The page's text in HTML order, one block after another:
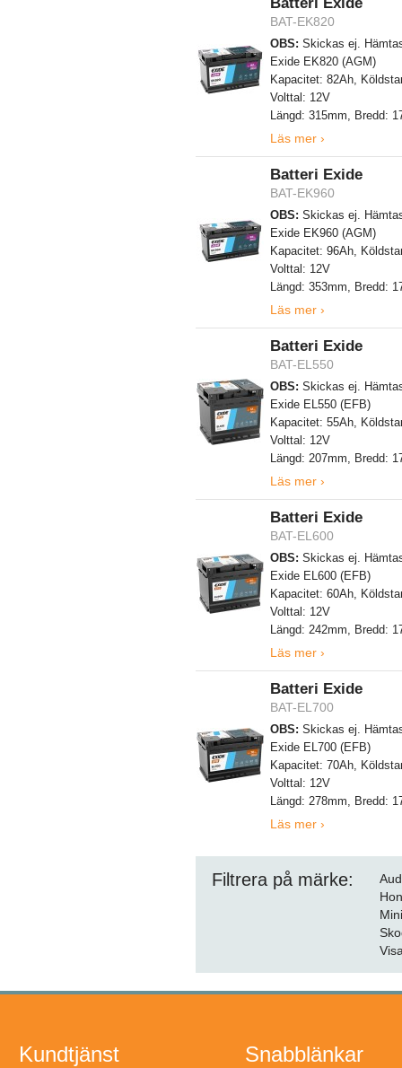
BAT-EK820
OBS: Skickas ej.
Exide EK820 (AGM)
Kapacitet: 82Ah,
Volttal: 12V
Längd: 315mm, Bredd:
Läs mer ›
Batteri Exide
BAT-EK960
OBS: Skickas ej.
Exide EK960 (AGM)
Kapacitet: 96Ah,
Volttal: 12V
Längd: 353mm, Bredd:
Läs mer ›
Batteri Exide
BAT-EL550
OBS: Skickas ej.
Exide EL550 (EFB)
Kapacitet: 55Ah,
Volttal: 12V
Längd: 207mm, Bredd:
Läs mer ›
Batteri Exide
BAT-EL600
OBS: Skickas ej.
Exide EL600 (EFB)
Kapacitet: 60Ah,
Volttal: 12V
Längd: 242mm, Bredd:
Läs mer ›
Batteri Exide
BAT-EL700
OBS: Skickas ej.
Exide EL700 (EFB)
Kapacitet: 70Ah,
Volttal: 12V
Längd: 278mm, Bredd:
Läs mer ›
Filtrera på märke:
Mini
Kundtjänst Snabblänkar